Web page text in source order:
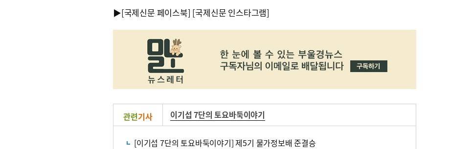
▶[국제신문 페이스북] [국제신문 인스타그램]
관련기사 이기섭 7단의 토요바둑이야기
[이기섭 7단의 토요바둑이야기] 제5기 물가정보배 준결승